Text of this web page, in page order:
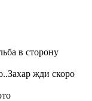
в сторону
жди скоро